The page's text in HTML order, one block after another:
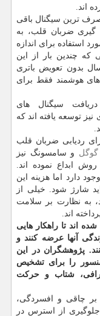
اند.
ترین سیگنال باقی
گیری ضربان قلب، به
استفاده برای اندازه
که چندین بار از این
بدون تعویض باتری
های هوشمند فقط برای
سیگنال های
توسعه یافته اند که
ردیابی ضربان قلب
گوگل و سامسونگ نیز
ابداع نموده اند.
دارد اما هزینه این
شارژ شود. خیلی از
به نظارت بر سلامت
اند.
اند تا راهکار هایی
آنها عرضه کنند و
پژوهشگران در این
را برای تشخیص
شتاب و حرکت
بر چاقی و افسردگی،
از استرس در